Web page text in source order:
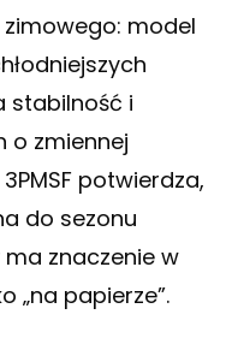
model
stabilność i
o zmiennej
potwierdza,
do sezonu
znaczenie w
„na papierze”.